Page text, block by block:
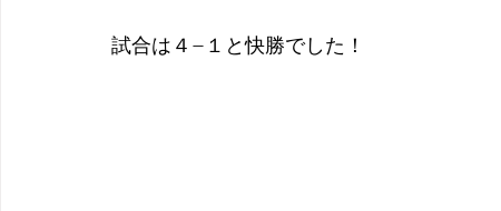
試合は４−１と快勝でした！